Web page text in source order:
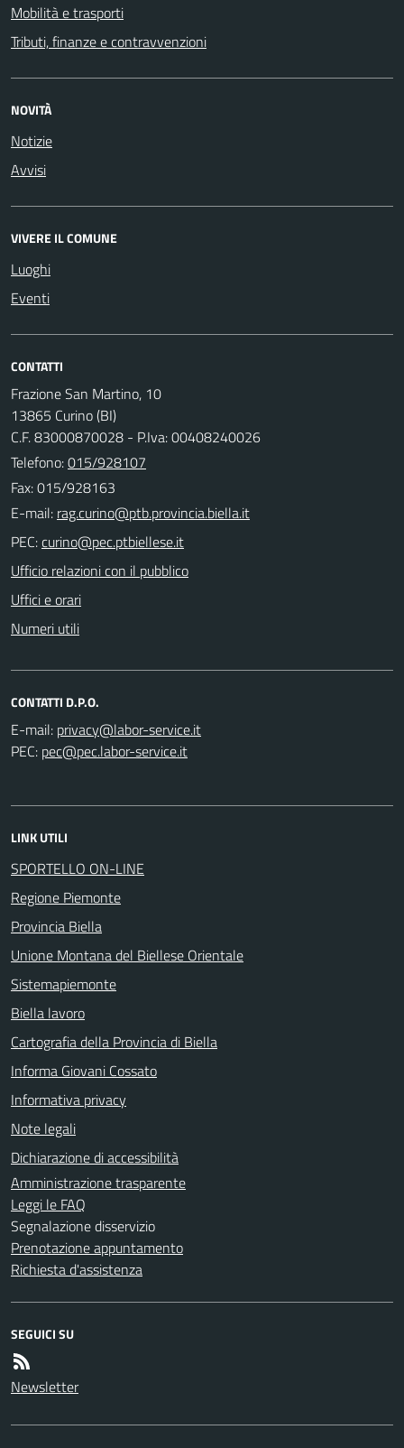
Mobilità e trasporti
Tributi, finanze e contravvenzioni
NOVITÀ
Notizie
Avvisi
VIVERE IL COMUNE
Luoghi
Eventi
CONTATTI
Frazione San Martino, 10
13865 Curino (BI)
C.F. 83000870028 - P.Iva: 00408240026
Telefono:015/928107
Fax: 015/928163
E-mail:
PEC:
Ufficio relazioni con il pubblico
Uffici e orari
Numeri utili
CONTATTI D.P.O.
E-mail:
PEC:
LINK UTILI
SPORTELLO ON-LINE
Regione Piemonte
Provincia Biella
Unione Montana del Biellese Orientale
Sistemapiemonte
Biella lavoro
Cartografia della Provincia di Biella
Informa Giovani Cossato
Informativa privacy
Note legali
Dichiarazione di accessibilità
Amministrazione trasparente
Leggi le FAQ
Segnalazione disservizio
Prenotazione appuntamento
Richiesta d'assistenza
SEGUICI SU
Newsletter